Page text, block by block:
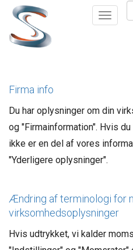
hovedindhold
Toggle
Firma info
Du har oplysninger om din
og "Firmainformation". Hvis
ikke er en del af vores
"Yderligere oplysninger".
Ændring af terminologi for
virksomhedsoplysninger
Hvis udtrykket, vi kalder